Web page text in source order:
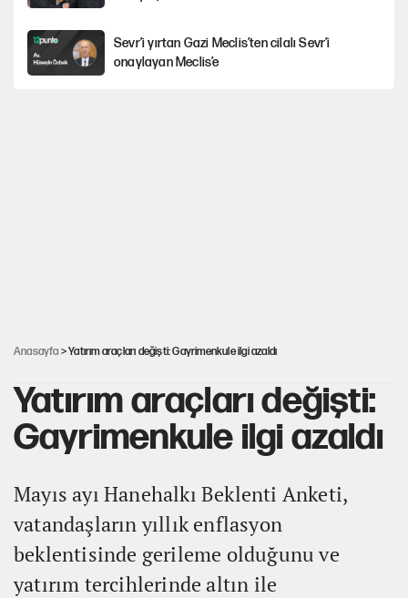
Sevr’i yırtan Gazi Meclis’ten cilalı Sevr’i
onaylayan Meclis’e
Anasayfa > Yatırım araçları değişti: Gayrimenkule ilgi azaldı
Yatırım araçları değişti:
Gayrimenkule ilgi azaldı
Mayıs ayı Hanehalkı Beklenti Anketi,
vatandaşların yıllık enflasyon
beklentisinde gerileme olduğunu ve
yatırım tercihlerinde altın ile